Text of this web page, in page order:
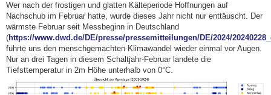
Wer nach der frostigen und glatten Kälteperiode Hoffnungen auf
Nachschub im Februar hatte, wurde dieses Jahr nicht nur enttäuscht. Der
wärmste Februar seit Messbeginn in Deutschland
(https://www.dwd.de/DE/presse/pressemitteilungen/DE/2024/
führte uns den menschgemachten Klimawandel wieder einmal vor Augen.
Nur an drei Tagen in diesem Schaltjahr-Februar landete die
Tiefsttemperatur in 2m Höhe unterhalb von 0°C.